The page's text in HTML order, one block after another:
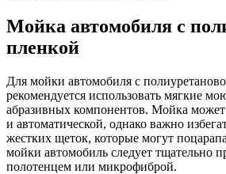
Мойка автомобиля с
пленкой
Для мойки автомобиля с
рекомендуется использовать мягкие
абразивных компонентов. Мойка
и автоматической, однако важно
жестких щеток, которые могут
мойки автомобиль следует тщательно
полотенцем или микрофиброй.